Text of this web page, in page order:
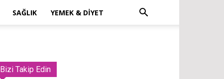
SAĞLIK YEMEK & DIYET
Bizi Takip Edin